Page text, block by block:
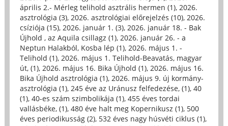
április 2.- Mérleg telihold asztrális hermen (1), 2026.
asztrológia (3), 2026. asztrológiai előrejelzés (10), 2026.
csíziója (15), 2026. január 1. (3), 2026. január 18. - Bak
Újhold , az Aquila csillagz (1), 2026. január 26. - a
Neptun Halakból, Kosba lép (1), 2026. május 1. -
Telihold (1), 2026. május 1. Telihold-Beavatás, magyar
út, (1), 2026. május 16. Bika Újhold (1), 2026. május 16.
Bika Újhold asztrológia (1), 2026. május 9. új kormány-
asztrológia (1), 245 éve az Uránusz felfedezése, (1), 40
(1), 40-es szám szimbolikája (1), 455 éves tordai
vallásbéke, (1), 480 éve halt meg Kopernikusz (1), 500
éves periodikusság (2), 532 éves nagy húsvéti ciklus (1),